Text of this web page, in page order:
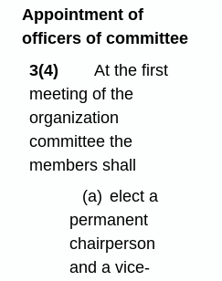
Appointment of
officers of committee
3(4)
At the first
meeting of the
organization
committee the
members shall
(a) elect a
permanent
chairperson
and a vice-